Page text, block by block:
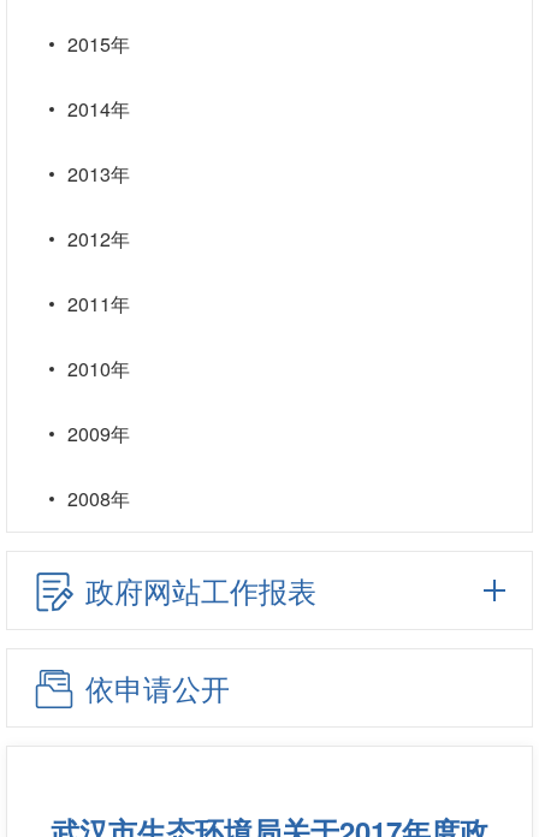
2015年
2014年
2013年
2012年
2011年
2010年
2009年
2008年
政府网站工作报表
依申请公开